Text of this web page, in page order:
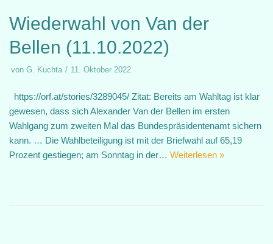
Wiederwahl von Van der
Bellen (11.10.2022)
von G. Kuchta 11. Oktober 2022
https://orf.at/stories/3289045/ Zitat: Bereits am Wahltag ist klar
gewesen, dass sich Alexander Van der Bellen im ersten
Wahlgang zum zweiten Mal das Bundespräsidentenamt sichern
kann. … Die Wahlbeteiligung ist mit der Briefwahl auf 65,19
Prozent gestiegen; am Sonntag in der… Weiterlesen »